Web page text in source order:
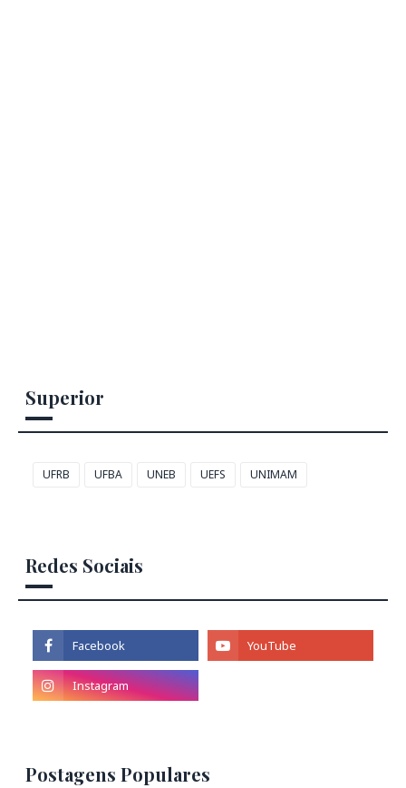
Superior
UFRB UFBA UNEB UEFS UNIMAM
Redes Sociais
Postagens Populares